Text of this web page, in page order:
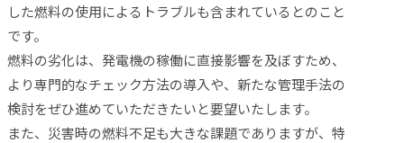
した燃料の使用によるトラブルも含まれているとのこと
です。
燃料の劣化は、発電機の稼働に直接影響を及ぼすため、
より専門的なチェック方法の導入や、新たな管理手法の
検討をぜひ進めていただきたいと要望いたします。
また、災害時の燃料不足も大きな課題でありますが、特